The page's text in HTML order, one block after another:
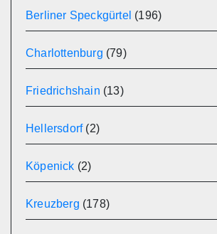
Berliner Speckgürtel (196)
Charlottenburg (79)
Friedrichshain (13)
Hellersdorf(2)
Köpenick (2)
Kreuzberg (178)